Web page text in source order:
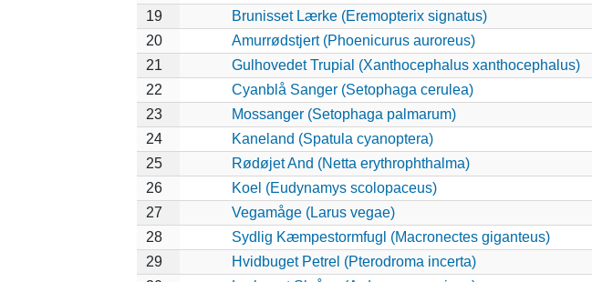
19
Brunisset Lærke (Eremopterix signatus)
20
Amurrødstjert (Phoenicurus auroreus)
21
Gulhovedet Trupial (Xanthocephalus xanthocephalus)
22
Cyanblå Sanger (Setophaga cerulea)
23
Mossanger (Setophaga palmarum)
24
Kaneland (Spatula cyanoptera)
25
Rødøjet And (Netta erythrophthalma)
26
Koel (Eudynamys scolopaceus)
27
Vegamåge (Larus vegae)
28
Sydlig Kæmpestormfugl (Macronectes giganteus)
29
Hvidbuget Petrel (Pterodroma incerta)